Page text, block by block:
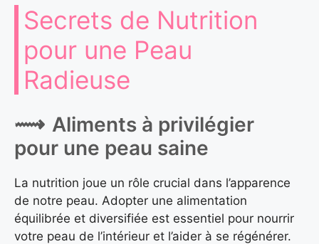
Secrets de Nutrition
pour une Peau
Radieuse
Aliments à privilégier
pour une peau saine
La nutrition joue un rôle crucial dans l’apparence
de notre peau. Adopter une alimentation
équilibrée et diversifiée est essentiel pour nourrir
votre peau de l’intérieur et l’aider à se régénérer.